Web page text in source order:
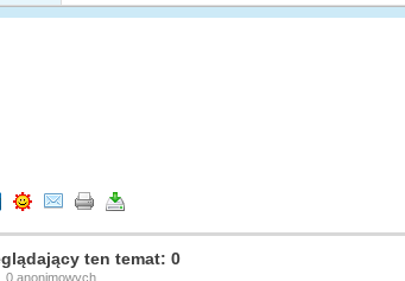
ten temat: 0
0 anonimowych